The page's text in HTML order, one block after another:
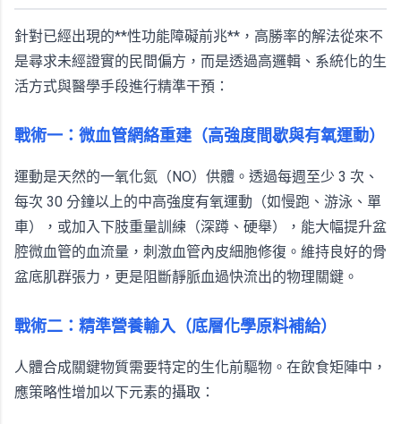
針對已經出現的**性功能障礙前兆**，高勝率的解法從來不
是尋求未經證實的民間偏方，而是透過高邏輯、系統化的生
活方式與醫學手段進行精準干預：
戰術一：微血管網絡重建（高強度間歇與有氧運動）
運動是天然的一氧化氮（NO）供體。透過每週至少 3 次、
每次 30 分鐘以上的中高強度有氧運動（如慢跑、游泳、單
車），或加入下肢重量訓練（深蹲、硬舉），能大幅提升盆
腔微血管的血流量，刺激血管內皮細胞修復。維持良好的骨
盆底肌群張力，更是阻斷靜脈血過快流出的物理關鍵。
戰術二：精準營養輸入（底層化學原料補給）
人體合成關鍵物質需要特定的生化前驅物。在飲食矩陣中，
應策略性增加以下元素的攝取：